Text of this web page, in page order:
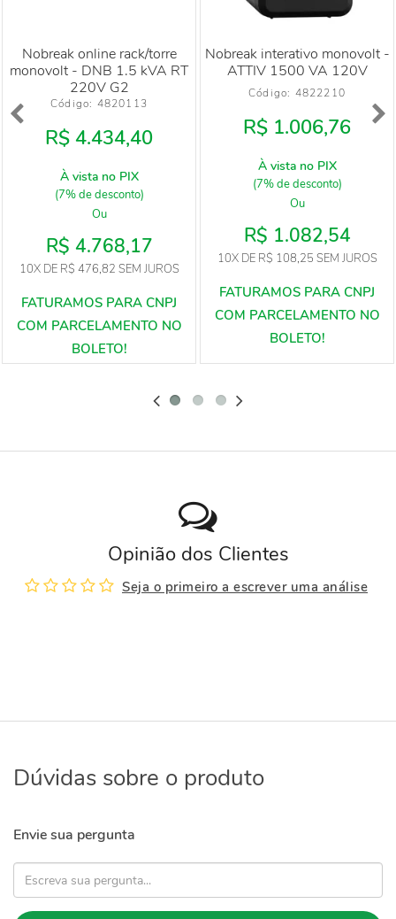
Nobreak online rack/torre
monovolt - DNB 1.5 kVA RT
220V G2
Código: 4820113
R$ 4.434,40
À vista no PIX
(7% de desconto)
Ou
R$ 4.768,17
10XDE R$ 476,82 SEM JUROS
Nobreak interativo monovolt -
ATTIV 1500 VA 120V
Código: 4822210
R$ 1.006,76
À vista no PIX
(7% de desconto)
Ou
R$ 1.082,54
10XDE R$ 108,25 SEM JUROS
Opinião dos Clientes
Seja o primeiro a escrever uma análise
Dúvidas sobre o produto
Envie sua pergunta